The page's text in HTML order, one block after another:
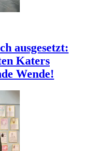
ausgesetzt:
Katers
Wende!